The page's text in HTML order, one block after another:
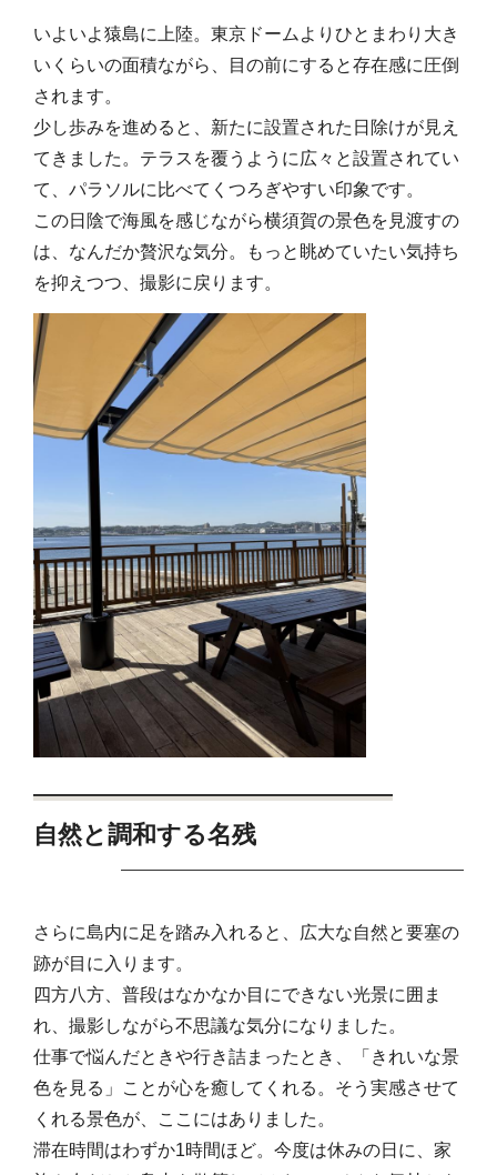
いよいよ猿島に上陸。東京ドームよりひとまわり大き
いくらいの面積ながら、目の前にすると存在感に圧倒
されます。
少し歩みを進めると、新たに設置された日除けが見え
てきました。テラスを覆うように広々と設置されてい
て、パラソルに比べてくつろぎやすい印象です。
この日陰で海風を感じながら横須賀の景色を見渡すの
は、なんだか贅沢な気分。もっと眺めていたい気持ち
を抑えつつ、撮影に戻ります。
自然と調和する名残
さらに島内に足を踏み入れると、広大な自然と要塞の
跡が目に入ります。
四方八方、普段はなかなか目にできない光景に囲ま
れ、撮影しながら不思議な気分になりました。
仕事で悩んだときや行き詰まったとき、「きれいな景
色を見る」ことが心を癒してくれる。そう実感させて
くれる景色が、ここにはありました。
滞在時間はわずか1時間ほど。今度は休みの日に、家